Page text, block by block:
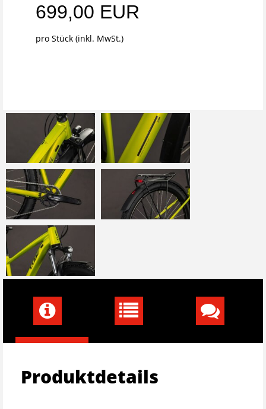
699,00 EUR
pro Stück (inkl. MwSt.)
Produktdetails